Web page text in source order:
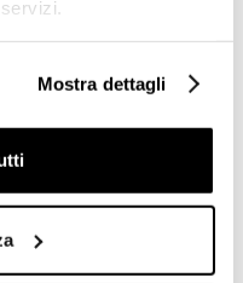
Mostra dettagli